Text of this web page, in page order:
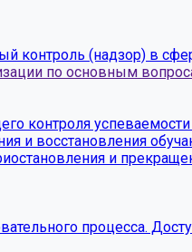
контроль (надзор) в
по основным
контроля
и восстановления
и
процесса.